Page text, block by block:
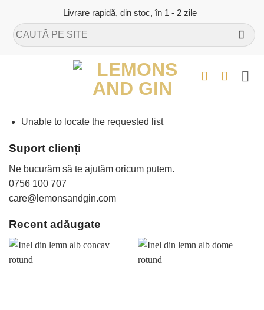
content
Livrare rapidă, din stoc, în 1 - 2 zile
Caută
după:
Unable to locate the requested list
Suport clienți
Ne bucurăm să te ajutăm oricum putem.
0756 100 707
care@lemonsandgin.com
Recent adăugate